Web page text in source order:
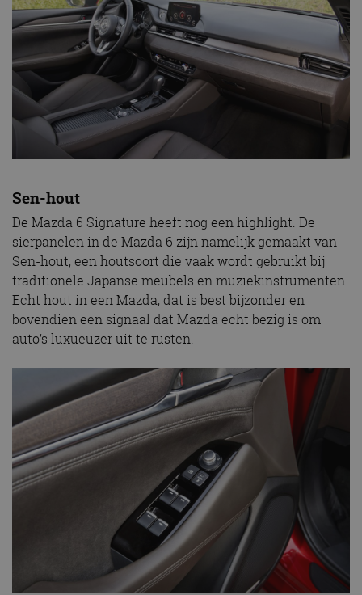
Sen-hout
De Mazda 6 Signature heeft nog een highlight. De
sierpanelen in de Mazda 6 zijn namelijk gemaakt van
Sen-hout, een houtsoort die vaak wordt gebruikt bij
traditionele Japanse meubels en muziekinstrumenten.
Echt hout in een Mazda, dat is best bijzonder en
bovendien een signaal dat Mazda echt bezig is om
auto’s luxueuzer uit te rusten.